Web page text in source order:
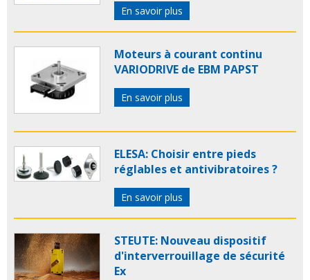
En savoir plus
Moteurs à courant continu
VARIODRIVE de EBM PAPST
En savoir plus
ELESA: Choisir entre pieds
réglables et antivibratoires ?
En savoir plus
STEUTE: Nouveau dispositif
d'interverrouillage de sécurité
Ex